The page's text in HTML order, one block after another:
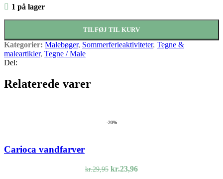
pris
1 på lager
TILFØJ TIL KURV
Kategorier: Malebøger, Sommerferieaktiviteter, Tegne &
maleartikler, Tegne / Male
Del:
Relaterede varer
-20%
Carioca vandfarver
kr.29,95 Den
kr.23,96Den